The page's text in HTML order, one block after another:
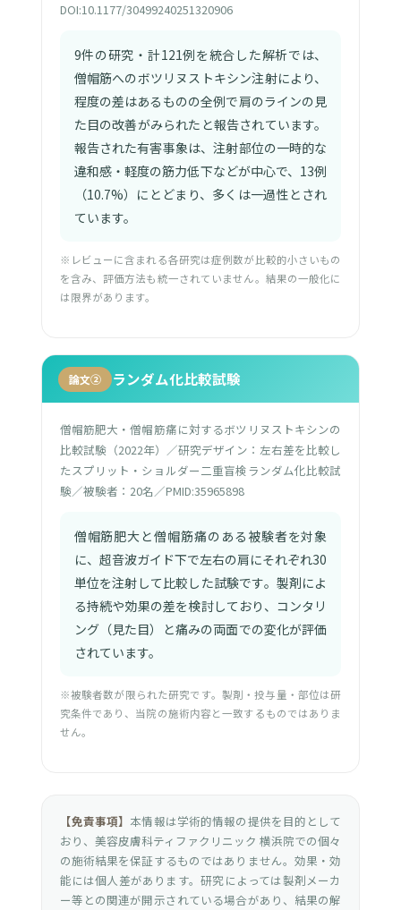
DOI:10.1177/30499240251320906
9件の研究・計121例を統合した解析では、
僧帽筋へのボツリヌストキシン注射により、
程度の差はあるものの全例で肩のラインの見
た目の改善がみられたと報告されています。
報告された有害事象は、注射部位の一時的な
違和感・軽度の筋力低下などが中心で、13例
（10.7%）にとどまり、多くは一過性とされ
ています。
※レビューに含まれる各研究は症例数が比較的小さいもの
を含み、評価方法も統一されていません。結果の一般化に
は限界があります。
論文② ランダム化比較試験
僧帽筋肥大・僧帽筋痛に対するボツリヌストキシンの
比較試験（2022年）／研究デザイン：左右差を比較し
たスプリット・ショルダー二重盲検ランダム化比較試
験／被験者：20名／PMID:35965898
僧帽筋肥大と僧帽筋痛のある被験者を対象
に、超音波ガイド下で左右の肩にそれぞれ30
単位を注射して比較した試験です。製剤によ
る持続や効果の差を検討しており、コンタリ
ング（見た目）と痛みの両面での変化が評価
されています。
※被験者数が限られた研究です。製剤・投与量・部位は研
究条件であり、当院の施術内容と一致するものではありま
せん。
【免責事項】 本情報は学術的情報の提供を目的として
おり、美容皮膚科ティファクリニック 横浜院での個々
の施術結果を保証するものではありません。効果・効
能には個人差があります。研究によっては製剤メーカ
ー等との関連が開示されている場合があり、結果の解